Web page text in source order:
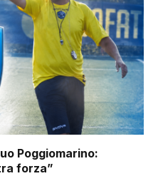
Poggiomarino:
forza”